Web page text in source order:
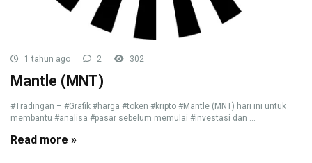
1 tahun ago 2 302
Mantle (MNT)
#Tradingan – #Grafik #harga #token #kripto #Mantle (MNT) hari ini untuk
membantu #analisa #pasar sebelum memulai #investasi dan ...
Read more »